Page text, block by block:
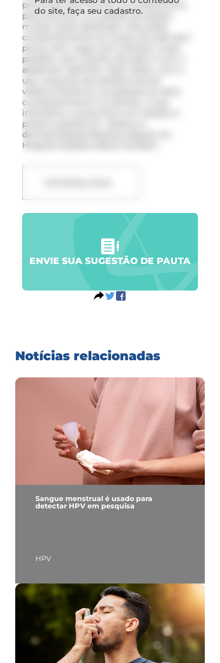
pacientes que buscam procedimentos
para alcançar um padrão de beleza
muitas vezes idealizado. Eles estão
constantemente em busca de pele sem
poros, sem rugas nem olheiras, corpo
perfeito, sem celulite, flacidez e com o
abdômen definido. Além disso, com o
uso crescente de plataformas de
videoconferência, as pessoas se veem
constantemente na câmera, o que
intensifica a autocrítica em relação à
própria aparência”, observa a
dermatologista Barbara Miguel, do
Hospital Israelita Albert Einstein.
do site, faça seu cadastro.
ENVIE SUA SUGESTÃO DE PAUTA
Notícias relacionadas
Sangue menstrual é usado para
detectar HPV em pesquisa
HPV